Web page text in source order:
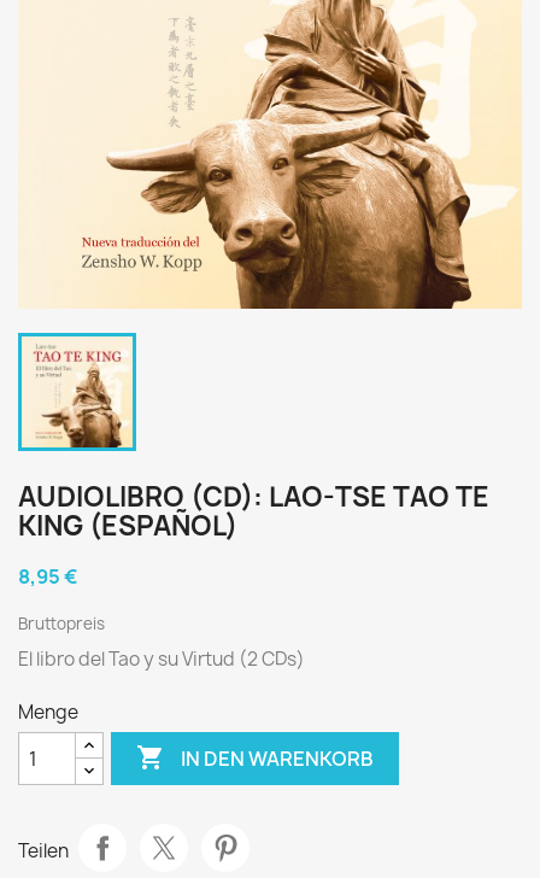
AUDIOLIBRO (CD): LAO-TSE TAO TE
KING (ESPAÑOL)
8,95 €
Bruttopreis
El libro del Tao y su Virtud (2 CDs)
Menge
 IN DEN WARENKORB
Teilen